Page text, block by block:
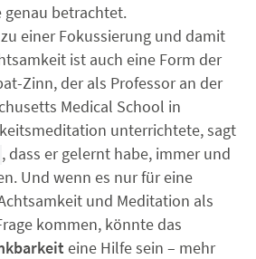
genau betrachtet.
einer Fokussierung und damit
ist auch eine Form der
Zinn, der als Professor an der
Medical School in
unterrichtete, sagt
, dass er gelernt habe, immer und
Und wenn es nur für eine
und Meditation als
kommen, könnte das
eine Hilfe sein – mehr